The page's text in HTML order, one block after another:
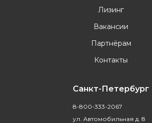
Лизинг
Вакансии
Партнёрам
Контакты
Санкт-Петербург
8-800-333-2067
ул. Автомобильная д. 8